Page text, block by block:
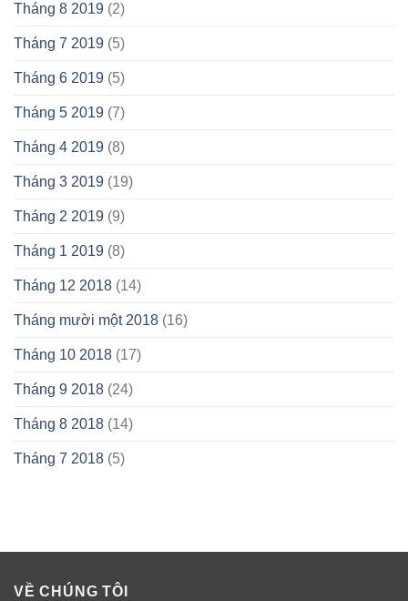
Tháng 8 2019 (2)
Tháng 7 2019 (5)
Tháng 6 2019 (5)
Tháng 5 2019 (7)
Tháng 4 2019 (8)
Tháng 3 2019 (19)
Tháng 2 2019 (9)
Tháng 1 2019 (8)
Tháng 12 2018 (14)
Tháng mười một 2018 (16)
Tháng 10 2018 (17)
Tháng 9 2018 (24)
Tháng 8 2018 (14)
Tháng 7 2018 (5)
VỀ CHÚNG TÔI